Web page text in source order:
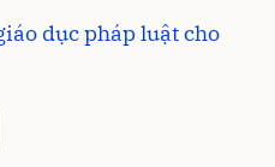
dục pháp luật cho